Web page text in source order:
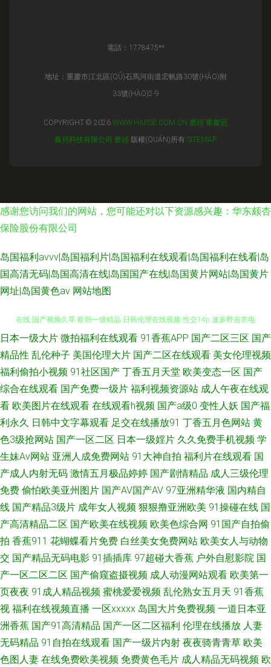
電話：1778475**
地址：重慶市江北區(QŪ)石馬河街道宏帆路30號(HÀO)附
33號(HÀO)2-9
COPYRIGHT © 2026 WWW.HARSE.COM.CN 磨頭 重慶冠
鑫貝科技有限公司 磨頭 版權(QUÁN)所有 SITEMAP
感谢您访问我们的网站，您可能还对以下资源感兴趣：华东颇杏
保险股份有限公司
岛国福利avvv|岛国福利片|岛国福利在线观看|岛国福利在线看|岛
国高清无码|岛国高清在线|岛国国产在线|岛国黄片网站|岛国黄片
网址|岛国黄色av 网站地图
久久香蕉色 91后入视频 97超碰无码 日本不卡影院 成人性交影片 国产ts伪娘
在线 国产视频久草 欧韩一级精品 日韩伦理在线视频 性交14p 波多野吉衣电
影 欧美人操 四虎福利av导航 成人亚洲 青娱乐日夜操 亚洲成人艺术网 91日
比 成人岛国网站 九一性爱免视频 欧午夜影院 日韩午夜 午夜影院307 AV综合
性爱 熟女性激情 欧美一二三四操 久久性欲网 免费网站高清91 国产在线欧
国产成人久草 超碰97资源 91超碰在线观看 五月激情乱伦网 日本一级免费影
片 狼人人avcom 福利91视频 人人艹人人摸 久久草资源网 一区二区 91深候
导航福利大全 国产91在线视频 极品h片观看 久久午夜无码 超碰香蕉福利 精
东视频黄 少妇白浆视频 久久精品妻 www99久热 成人色影WWWW 含羞草看
片 九九国产九九精品 日本情色2区3区 午夜激情网站 91超碰人妻 91尤物在
线探花 大香蕉青草 福利视频欧美 国产日韩传媒久久 欧美TV另类 日韩男女艹
日本一级大片 微拍福利在线观看 91香蕉APP 国产二区三区 国产
精品性 乱伦种子 美国伦理大片 国产二区在线观看 美女伦理视频
福利偷拍小视频 91社区国产 丁香五月天堂 欧美变态一区 国产
综合在线观看 国产免费一级片 福利视频资源站 成人午夜在线观
看 欧美图片在线观看 在线观看h视频 国产a级0 变性人妖 国产福
利永久 日韩中文字幕观看 足交在线播放91 丁香五月色网站 黄
色3级抢网站 国产一区二区 日本一级婬片 久久免费手机视频 学
生妹Av网站 亚洲人成免费网站 91大神自拍 福利片在线观看 国
产成人内射无码 激情五月极品婷婷 国产剧情精品 成人三级伦理
免费 偷怕欧美亚州图片 国产AV国产AV 97亚洲精华液 国内精自
线 国产精品3级片 成年女人视频 狠狠撸亚洲欧美 91操碰在线 国
产高清精品二区 国产欧美在线视频 欧美色综合网 91国产自拍偷
拍 香蕉911 花蝴蝶看片免费 白丝美女免费网站 欧美女人与动物
交 国产精品无码电影 91插插库 97超碰大香蕉 户外自慰影院 国
产一区二区二区 国产偷窥盗摄视频 成人动漫网站观看 欧美第一
页夜夜 91成人精品视频 蜜桃爱爱视频 乱伦熟女五月天 91香蕉
视 福利在线视频直播 一区xxxxx 岛国大片免费视频 一道日本亚
洲香蕉 国产91高清精品 国产一区二区福利 伦理在线播放 人妻
无码精品 91自拍在线观看 国产一级片内射 夜夜骑青青草 欧美
色图人妻 在线免费欧美视频 免费黄色毛片 成人精品无码视频 欧